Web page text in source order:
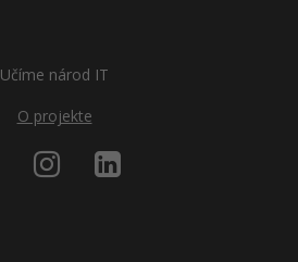
Učíme národ IT
O projekte